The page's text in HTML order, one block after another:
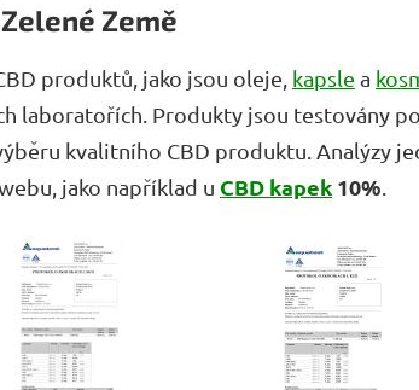
Země
produktů, jako jsou oleje, kapsle a
laboratořích. Produkty jsou testovány
kvalitního CBD produktu. Analýzy
jako například u CBD kapek 10%